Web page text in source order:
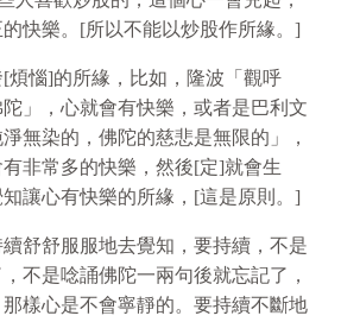
快樂。[所以不能以炒股作所緣。]
煩惱]的所緣，比如，隆波「觀呼
」，心就會有快樂，或者是巴利文
無染的，佛陀的慈悲是無限的」，
非常多的快樂，然後[定]就會生
讓心有快樂的所緣，[這是原則。]
舒舒服服地去覺知，要持續，不是
不是唸誦佛陀一兩句後就忘記了，
樣心是不會寧靜的。要持續不斷地